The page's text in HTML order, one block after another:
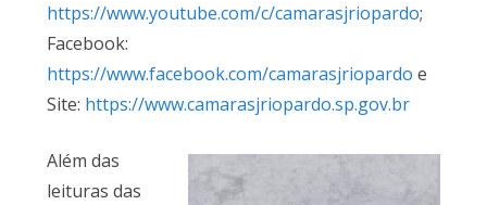
https://www.youtube.com/c/camarasjriopardo;
Facebook:
https://www.facebook.com/camarasjriopardo e
Site: https://www.camarasjriopardo.sp.gov.br
Além das
leituras das